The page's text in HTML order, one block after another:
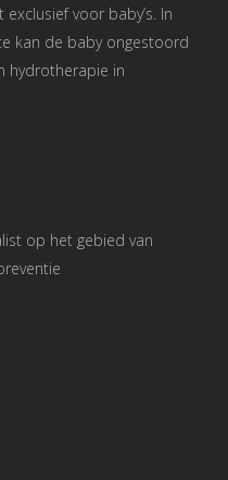
voor baby’s. In
kan de baby ongestoord
hydrotherapie in
op het gebied van